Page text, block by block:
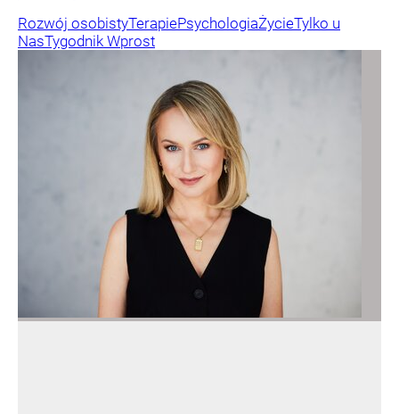
Rozwój osobistyTerapiePsychologiaŻycieTylko u
NasTygodnik Wprost